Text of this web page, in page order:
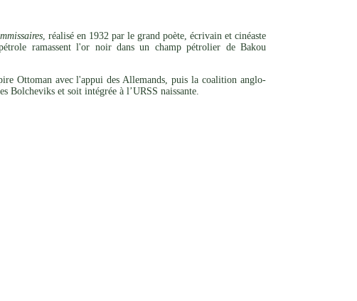
, réalisé en 1932 par le grand poète, écrivain et cinéaste
ramassent l'or noir dans un champ pétrolier de Bakou
Ottoman avec l'appui des Allemands, puis la coalition anglo-
Bolcheviks et soit intégrée à l’URSS naissante.